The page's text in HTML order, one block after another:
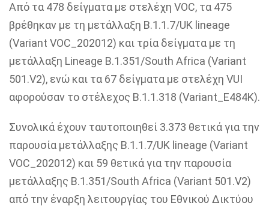
Από τα 478 δείγματα με στελέχη VOC, τα 475
βρέθηκαν με τη μετάλλαξη Β.1.1.7/UK lineage
(Variant VOC_202012) και τρία δείγματα με τη
μετάλλαξη Lineage B.1.351/South Africa (Variant
501.V2), ενώ και τα 67 δείγματα με στελέχη VUI
αφορούσαν το στέλεχος B.1.1.318 (Variant_E484K).
Συνολικά έχουν ταυτοποιηθεί 3.373 θετικά για την
παρουσία μετάλλαξης Β.1.1.7/UK lineage (Variant
VOC_202012) και 59 θετικά για την παρουσία
μετάλλαξης B.1.351/South Africa (Variant 501.V2)
από την έναρξη λειτουργίας του Εθνικού Δικτύου